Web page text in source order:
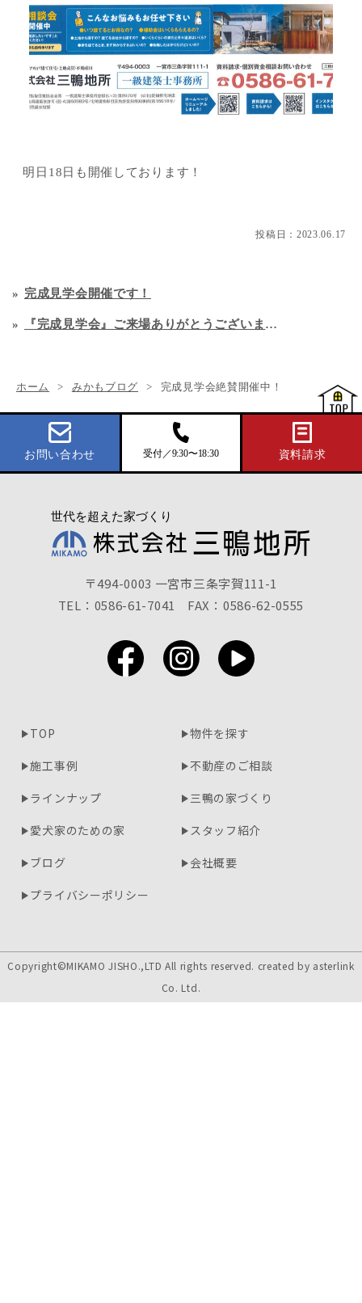
明日18日も開催しております！
投稿日： 2023.06.17
完成見学会開催です！
『完成見学会』ご来場ありがとうございました。
ホーム みかもブログ 完成見学会絶賛開催中！
お問い合わせ 受付／9:30〜18:30 資料請求
〒494-0003 一宮市三条字賀111-1
TEL：0586-61-7041
FAX：0586-62-0555
TOP
物件を探す
施工事例
不動産のご相談
ラインナップ
三鴨の家づくり
愛犬家のための家
スタッフ紹介
ブログ
会社概要
プライバシーポリシー
Copyright©MIKAMO JISHO.,LTD All rights reserved. created by asterlink
Co. Ltd.